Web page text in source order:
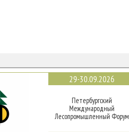
29-30.09.2026
Петербургский
Международный
Лесопромышленный Форум